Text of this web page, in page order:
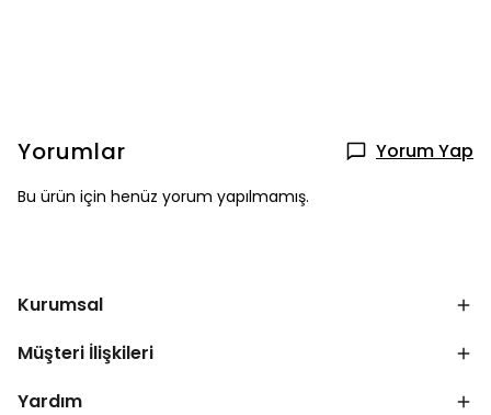
Yorumlar Yorum Yap
Bu ürün için henüz yorum yapılmamış.
Kurumsal
Müşteri İlişkileri
Yardım